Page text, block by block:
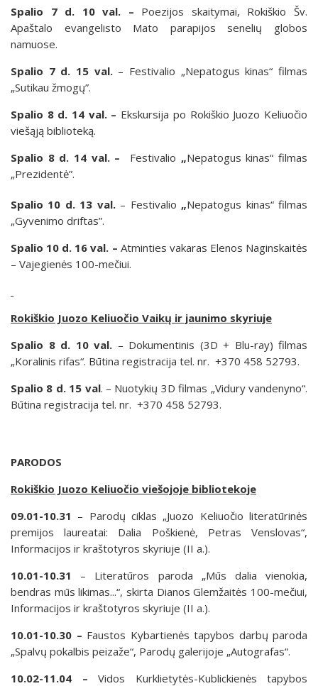
Spalio 7 d. 10 val. – Poezijos skaitymai, Rokiškio Šv.
Apaštalo evangelisto Mato parapijos senelių globos
namuose.
Spalio 7 d. 15 val.– Festivalio „Nepatogus kinas“ filmas
„Sutikau žmogų”.
Spalio 8 d. 14 val. – Ekskursija po Rokiškio Juozo Keliuočio
viešąją biblioteką.
Spalio 8 d. 14 val. – Festivalio „Nepatogus kinas“ filmas
„Prezidentė”.
Spalio 10 d. 13 val.– Festivalio „Nepatogus kinas“ filmas
„Gyvenimo driftas”.
Spalio 10 d. 16 val. – Atminties vakaras Elenos Naginskaitės
– Vajegienės 100-mečiui.
Rokiškio Juozo Keliuočio Vaikų ir jaunimo skyriuje
Spalio 8 d. 10 val. – Dokumentinis (3D + Blu-ray) filmas
„Koralinis rifas“. Būtina registracija tel. nr. +370 458 52793.
Spalio 8 d. 15 val. – Nuotykių 3D filmas „Vidury vandenyno“.
Būtina registracija tel. nr. +370 458 52793.
PARODOS
Rokiškio Juozo Keliuočio viešojoje bibliotekoje
09.01-10.31 – Parodų ciklas „Juozo Keliuočio literatūrinės
premijos laureatai: Dalia Poškienė, Petras Venslovas“,
Informacijos ir kraštotyros skyriuje (II a.).
10.01-10.31 – Literatūros paroda „Mūs dalia vienokia,
bendras mūs likimas...“, skirta Dianos Glemžaitės 100-mečiui,
Informacijos ir kraštotyros skyriuje (II a.).
10.01-10.30 – Faustos Kybartienės tapybos darbų paroda
„Spalvų pokalbis peizaže“, Parodų galerijoje „Autografas“.
10.02-11.04 – Vidos Kurklietytės-Kublickienės tapybos